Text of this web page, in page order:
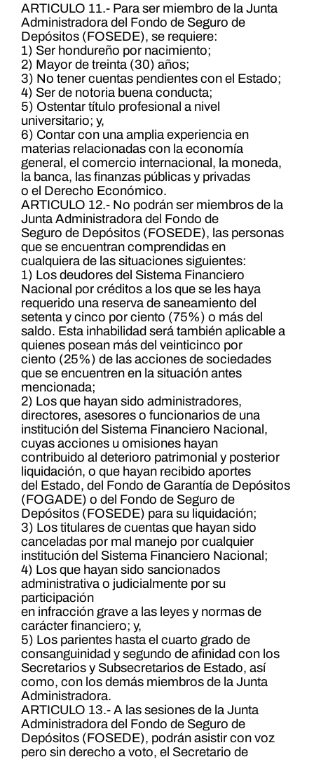
ARTICULO 11.- Para ser miembro de la Junta
Administradora del Fondo de Seguro de
Depósitos (FOSEDE), se requiere:
1) Ser hondureño por nacimiento;
2) Mayor de treinta (30) años;
3) No tener cuentas pendientes con el Estado;
4) Ser de notoria buena conducta;
5) Ostentar título profesional a nivel
universitario; y,
6) Contar con una amplia experiencia en
materias relacionadas con la economía
general, el comercio internacional, la moneda,
la banca, las finanzas públicas y privadas
o el Derecho Económico.
ARTICULO 12.- No podrán ser miembros de la
Junta Administradora del Fondo de
Seguro de Depósitos (FOSEDE), las personas
que se encuentran comprendidas en
cualquiera de las situaciones siguientes:
1) Los deudores del Sistema Financiero
Nacional por créditos a los que se les haya
requerido una reserva de saneamiento del
setenta y cinco por ciento (75%) o más del
saldo. Esta inhabilidad será también aplicable a
quienes posean más del veinticinco por
ciento (25%) de las acciones de sociedades
que se encuentren en la situación antes
mencionada;
2) Los que hayan sido administradores,
directores, asesores o funcionarios de una
institución del Sistema Financiero Nacional,
cuyas acciones u omisiones hayan
contribuido al deterioro patrimonial y posterior
liquidación, o que hayan recibido aportes
del Estado, del Fondo de Garantía de Depósitos
(FOGADE) o del Fondo de Seguro de
Depósitos (FOSEDE) para su liquidación;
3) Los titulares de cuentas que hayan sido
canceladas por mal manejo por cualquier
institución del Sistema Financiero Nacional;
4) Los que hayan sido sancionados
administrativa o judicialmente por su
participación
en infracción grave a las leyes y normas de
carácter financiero; y,
5) Los parientes hasta el cuarto grado de
consanguinidad y segundo de afinidad con los
Secretarios y Subsecretarios de Estado, así
como, con los demás miembros de la Junta
Administradora.
ARTICULO 13.- A las sesiones de la Junta
Administradora del Fondo de Seguro de
Depósitos (FOSEDE), podrán asistir con voz
pero sin derecho a voto, el Secretario de